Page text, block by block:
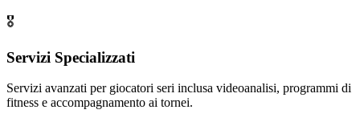
🎖️
Servizi Specializzati
Servizi avanzati per giocatori seri inclusa videoanalisi, programmi di
fitness e accompagnamento ai tornei.